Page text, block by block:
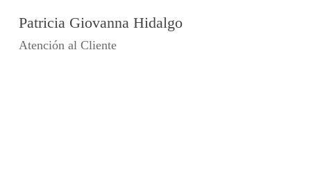
Patricia Giovanna Hidalgo
Atención al Cliente